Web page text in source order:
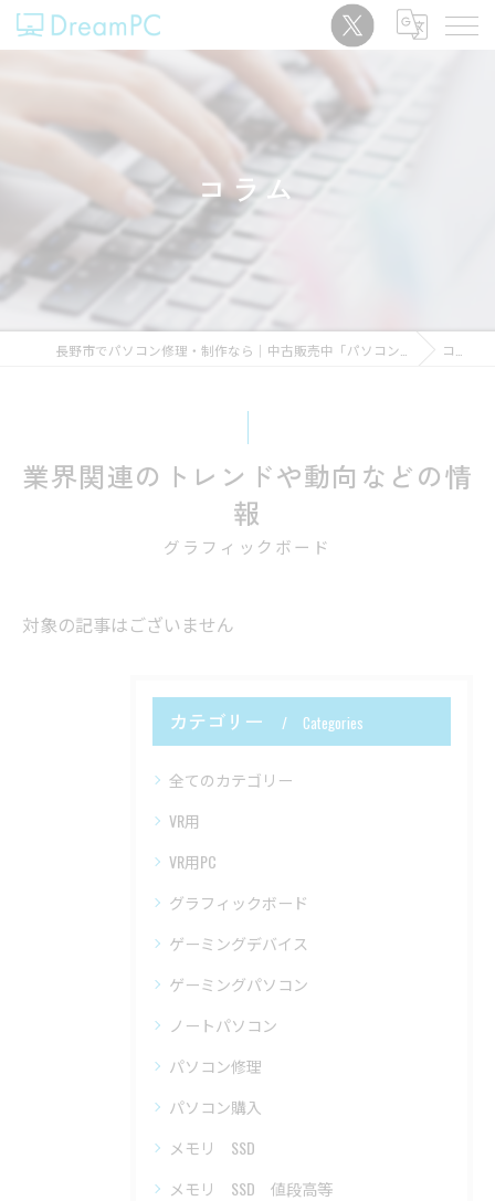
コラム
コラム
業界関連のトレンドや動向などの情
報
グラフィックボード
対象の記事はございません
カテゴリー Categories
全てのカテゴリー
VR用
VR用PC
グラフィックボード
ゲーミングデバイス
ゲーミングパソコン
ノートパソコン
パソコン修理
パソコン購入
メモリ SSD
メモリ SSD 値段高等